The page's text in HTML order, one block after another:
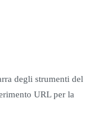
degli strumenti del
URL per la